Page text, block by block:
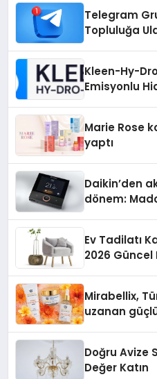
Telegram
Topluluğa
Kleen-Hy-
Emisyonlu
Marie Rose
yaptı
Daikin’den
dönem:
Ev Tadilatı
2026
Mirabellix,
uzanan
Doğru Avize
Değer Katın